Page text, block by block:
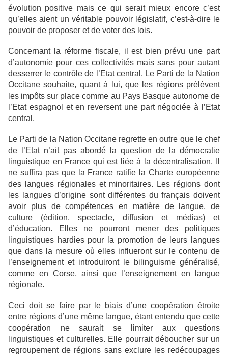
évolution positive mais ce qui serait mieux encore c’est
qu’elles aient un véritable pouvoir législatif, c’est-à-dire le
pouvoir de proposer et de voter des lois.
Concernant la réforme fiscale, il est bien prévu une part
d’autonomie pour ces collectivités mais sans pour autant
desserrer le contrôle de l’Etat central. Le Parti de la Nation
Occitane souhaite, quant à lui, que les régions prélèvent
les impôts sur place comme au Pays Basque autonome de
l’Etat espagnol et en reversent une part négociée à l’Etat
central.
Le Parti de la Nation Occitane regrette en outre que le chef
de l’Etat n’ait pas abordé la question de la démocratie
linguistique en France qui est liée à la décentralisation. Il
ne suffira pas que la France ratifie la Charte européenne
des langues régionales et minoritaires. Les régions dont
les langues d’origine sont différentes du français doivent
avoir plus de compétences en matière de langue, de
culture (édition, spectacle, diffusion et médias) et
d’éducation. Elles ne pourront mener des politiques
linguistiques hardies pour la promotion de leurs langues
que dans la mesure où elles influeront sur le contenu de
l’enseignement et introduiront le bilinguisme généralisé,
comme en Corse, ainsi que l’enseignement en langue
régionale.
Ceci doit se faire par le biais d’une coopération étroite
entre régions d’une même langue, étant entendu que cette
coopération ne saurait se limiter aux questions
linguistiques et culturelles. Elle pourrait déboucher sur un
regroupement de régions sans exclure les redécoupages